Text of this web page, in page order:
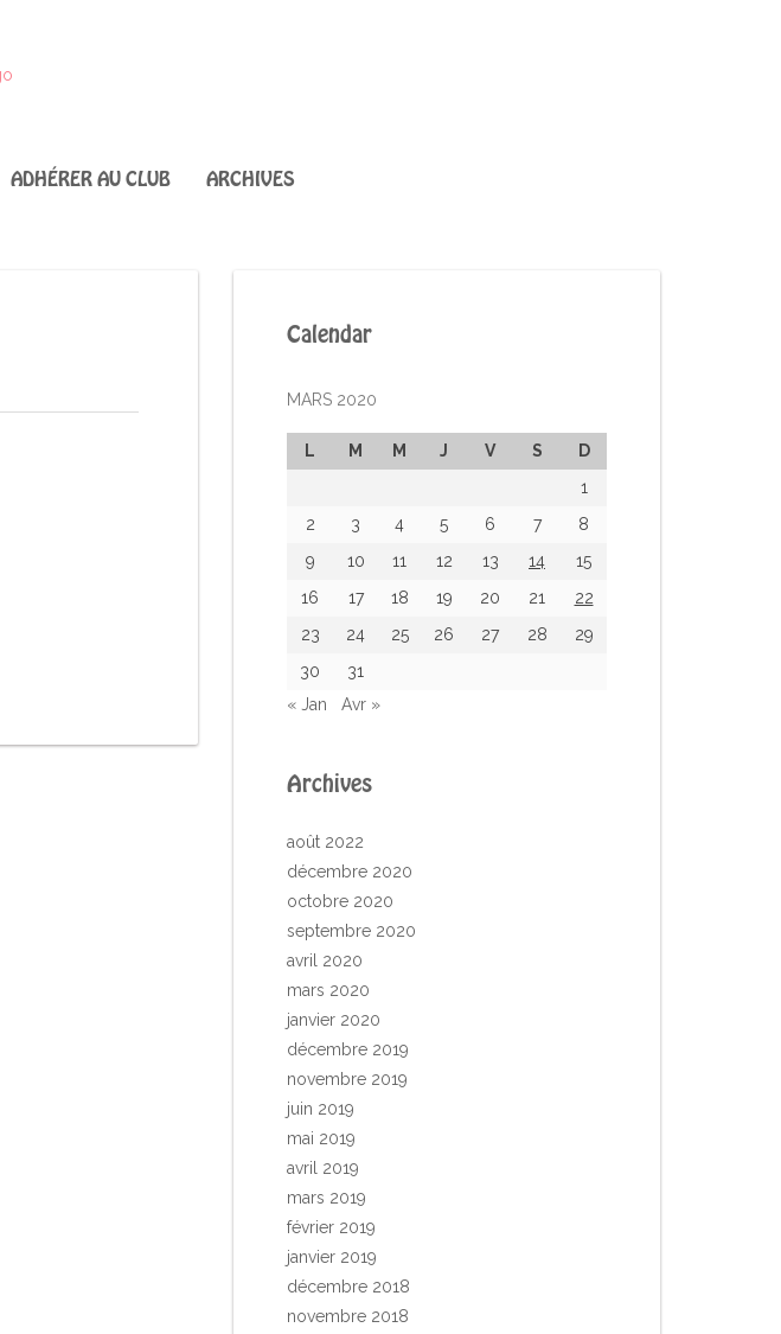
ADHÉRER AU CLUB ARCHIVES
Calendar
MARS 2020
L M M J V S
D
1
2
3 4 5 6 7
8
9
10 11 12 13 14
15
16
17 18 19 20 21
22
23
24 25 26 27 28
29
30
31
« Jan
Avr »
Archives
août 2022
décembre 2020
octobre 2020
septembre 2020
avril 2020
mars 2020
janvier 2020
décembre 2019
novembre 2019
juin 2019
mai 2019
avril 2019
mars 2019
février 2019
janvier 2019
décembre 2018
novembre 2018